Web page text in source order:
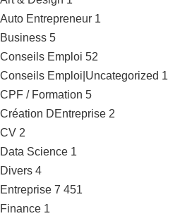
Auto Entrepreneur 1
Business 5
Conseils Emploi 52
Conseils Emploi|Uncategorized 1
CPF / Formation 5
Création DEntreprise 2
CV 2
Data Science 1
Divers 4
Entreprise 7 451
Finance 1